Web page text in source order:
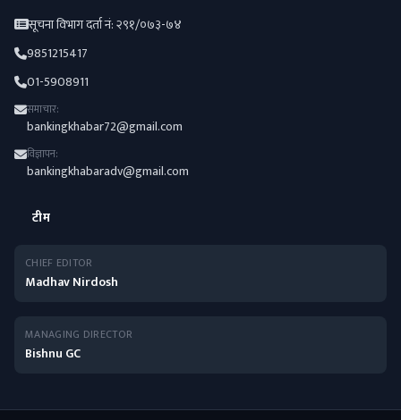
सूचना विभाग दर्ता नं: २९१/०७३-७४
9851215417
01-5908911
समाचार:
bankingkhabar72@gmail.com
विज्ञापन:
bankingkhabaradv@gmail.com
टीम
CHIEF EDITOR
Madhav Nirdosh
MANAGING DIRECTOR
Bishnu GC